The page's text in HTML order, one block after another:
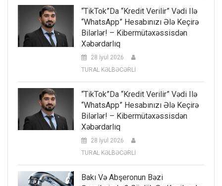
“TikTok”da “kredit Verilir” Vədi Ilə
“WhatsApp” Hesabınızı Ələ Keçirə
Bilərlər! – Kibermütəxəssisdən
Xəbərdarlıq
28 İyul 2026
TURAL KƏLBƏCƏRLİ
“TikTok”da “kredit Verilir” Vədi Ilə
“WhatsApp” Hesabınızı Ələ Keçirə
Bilərlər! – Kibermütəxəssisdən
Xəbərdarlıq
28 İyul 2026
TURAL KƏLBƏCƏRLİ
Bakı Və Abşeronun Bəzi